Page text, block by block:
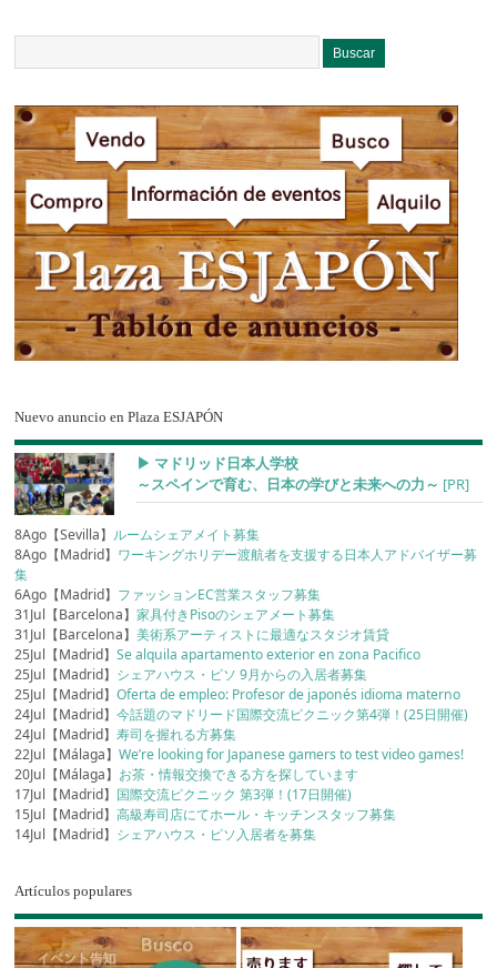
Nuevo anuncio en Plaza ESJAPÓN
▶︎ マドリッド日本人学校
～スペインで育む、日本の学びと未来への力～ [PR]
8Ago【Sevilla】 ルームシェアメイト募集
8Ago【Madrid】 ワーキングホリデー渡航者を支援する日本人アドバイザー募
集
6Ago【Madrid】 ファッションEC営業スタッフ募集
31Jul【Barcelona】家具付きPisoのシェアメート募集
31Jul【Barcelona】美術系アーティストに最適なスタジオ賃貸
25Jul【Madrid】Se alquila apartamento exterior en zona Pacifico
25Jul【Madrid】 シェアハウス・ピソ 9月からの入居者募集
25Jul【Madrid】Oferta de empleo: Profesor de japonés idioma materno
24Jul【Madrid】今話題のマドリード国際交流ピクニック第4弾！(25日開催)
24Jul【Madrid】寿司を握れる方募集
22Jul【Málaga】We’re looking for Japanese gamers to test video games!
20Jul【Málaga】 お茶・情報交換できる方を探しています
17Jul【Madrid】 国際交流ピクニック 第3弾！(17日開催)
15Jul【Madrid】高級寿司店にてホール・キッチンスタッフ募集
14Jul【Madrid】 シェアハウス・ピソ入居者を募集
Artículos populares